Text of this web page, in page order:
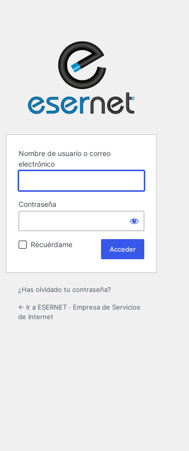
Nombre de usuario o correo
electrónico
Contraseña
Recuérdame
¿Has olvidado tu contraseña?
← Ir a ESERNET · Empresa de Servicios
de Internet